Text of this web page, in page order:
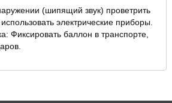
(шипящий звук) проветрить
электрические приборы.
Фиксировать баллон в транспорте,